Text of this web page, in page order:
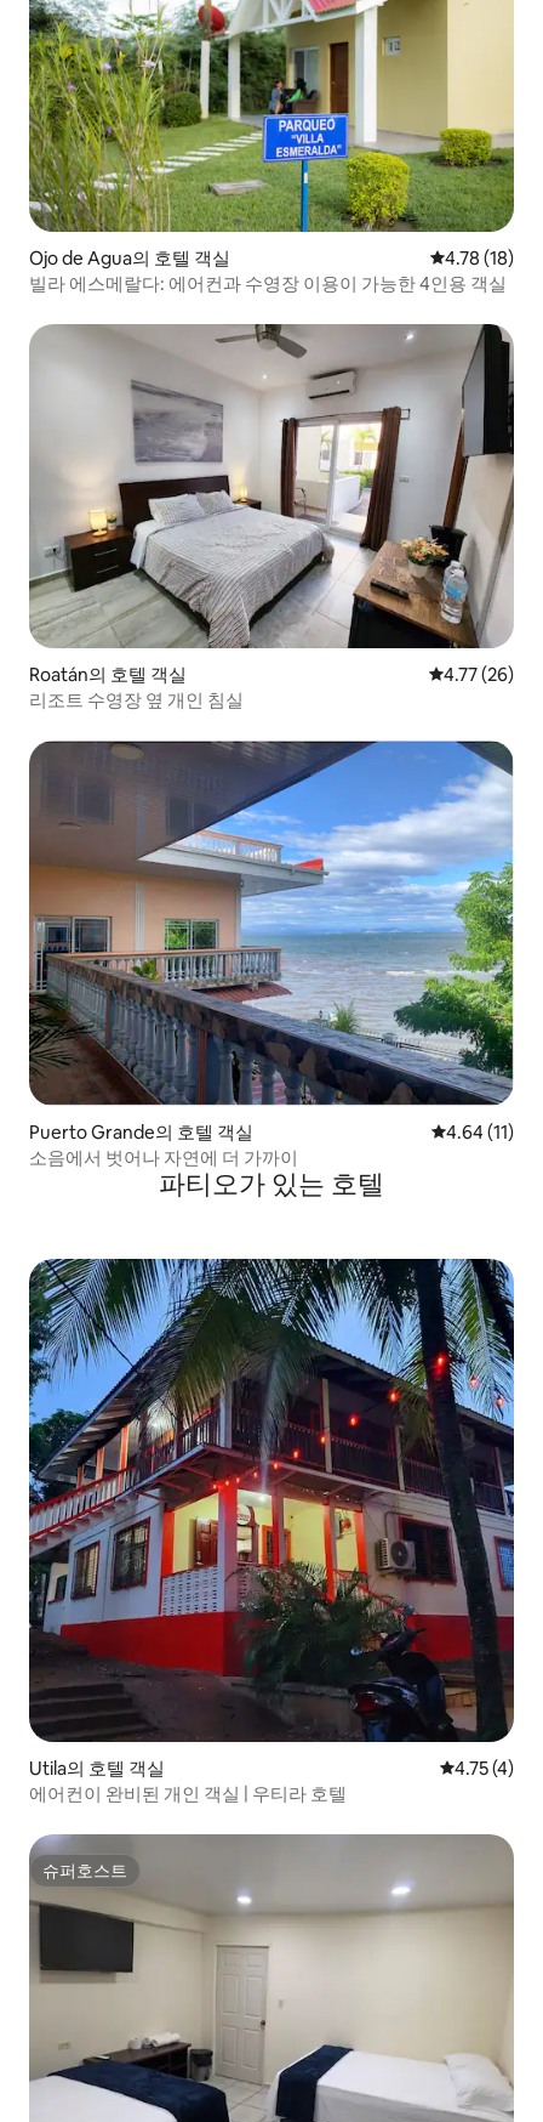
Ojo de Agua의 호텔 객실 평점 4.78점
4.78 (18)
빌라 에스메랄다: 에어컨과 수영장 이용이 가능한 4인용 객실
Roatán의 호텔 객실 평점 4.77점
4.77 (26)
리조트 수영장 옆 개인 침실
Puerto Grande의 호텔 객실 평점 4.64점
4.64 (11)
소음에서 벗어나 자연에 더 가까이
파티오가 있는 호텔
Utila의 호텔 객실 평점 4.75점
4.75 (4)
에어컨이 완비된 개인 객실 | 우티라 호텔
슈퍼호스트
슈퍼호스트